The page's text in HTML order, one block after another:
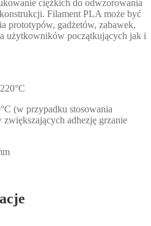
ciężkich do odwzorowania
Filament PLA może być
prototypów, gadżetów, zabawek,
użytkowników początkujących jak i
(w przypadku stosowania
adhezję grzanie